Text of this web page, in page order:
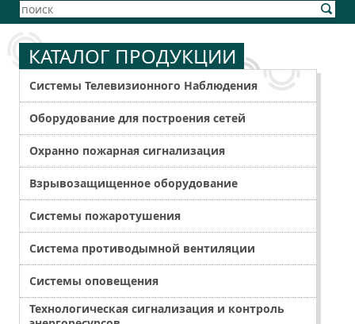
КАТАЛОГ ПРОДУКЦИИ
Системы Телевизионного Наблюдения
Оборудование для построения сетей
Охранно пожарная сигнализация
Взрывозащищенное оборудование
Системы пожаротушения
Система противодымной вентиляции
Системы оповещения
Технологическая сигнализация и контроль